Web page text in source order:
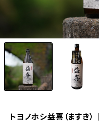
トヨノホシ益喜（ますき